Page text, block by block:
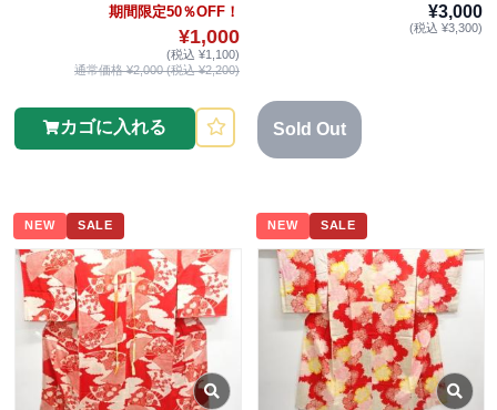
期間限定50％OFF！
¥1,000
(税込 ¥1,100)
通常価格 ¥2,000 (税込 ¥2,200)
カゴに入れる
¥3,000
(税込 ¥3,300)
Sold Out
NEW SALE NEW SALE